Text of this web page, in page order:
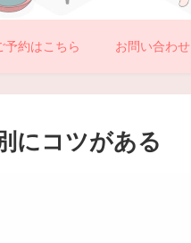
予約はこちら お問い合わせ
にコツがある